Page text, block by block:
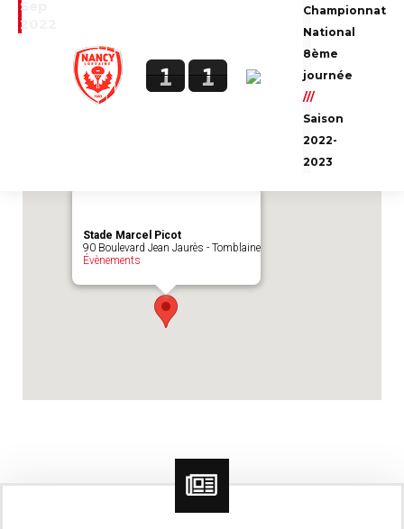
Sep
2022
1 1
Championnat
National
8ème
journée
///
Saison
2022-
2023
Emplacement du match :
Stade Marcel
Stade Marcel Picot
90 Boulevard Jean Jaurès - Tomblaine
Évènements